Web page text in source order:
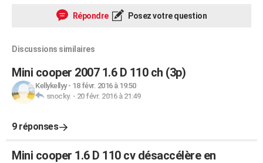
Répondre Posez votre question
Discussions similaires
Mini cooper 2007 1.6 D 110 ch (3p)
Kellykellyy- 18 févr. 2016 à 19:50
snocky. - 20 févr. 2016 à 21:49
9 réponses
Mini cooper 1.6 D 110 cv désaccélère en